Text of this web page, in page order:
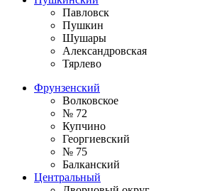
Павловск
Пушкин
Шушары
Александровская
Тярлево
Фрунзенский
Волковское
№ 72
Купчино
Георгиевский
№ 75
Балканский
Центральный